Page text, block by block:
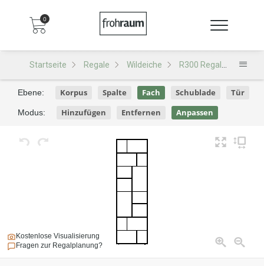
0
Startseite Regale Wildeiche R300 Regal Typ
Kostenlose Visualisierung
Fragen zur Regalplanung?
Ebene: Korpus Spalte Fach Schublade Tür
Modus: Hinzufügen Entfernen Anpassen